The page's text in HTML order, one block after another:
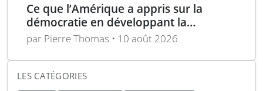
Ce que l’Amérique a appris sur la
démocratie en développant la
technologie furtive
par Pierre Thomas • 10 août 2026
LES CATÉGORIES